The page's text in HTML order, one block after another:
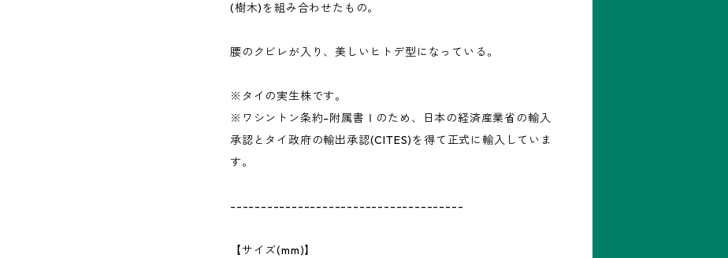
(樹木)を組み合わせたもの。
腰のクビレが入り、美しいヒトデ型になっている。
※タイの実生株です。
※ワシントン条約-附属書Ⅰのため、日本の経済産業省の輸入
承認とタイ政府の輸出承認(CITES)を得て正式に輸入していま
す。
--------------------------------------
【サイズ(mm)】